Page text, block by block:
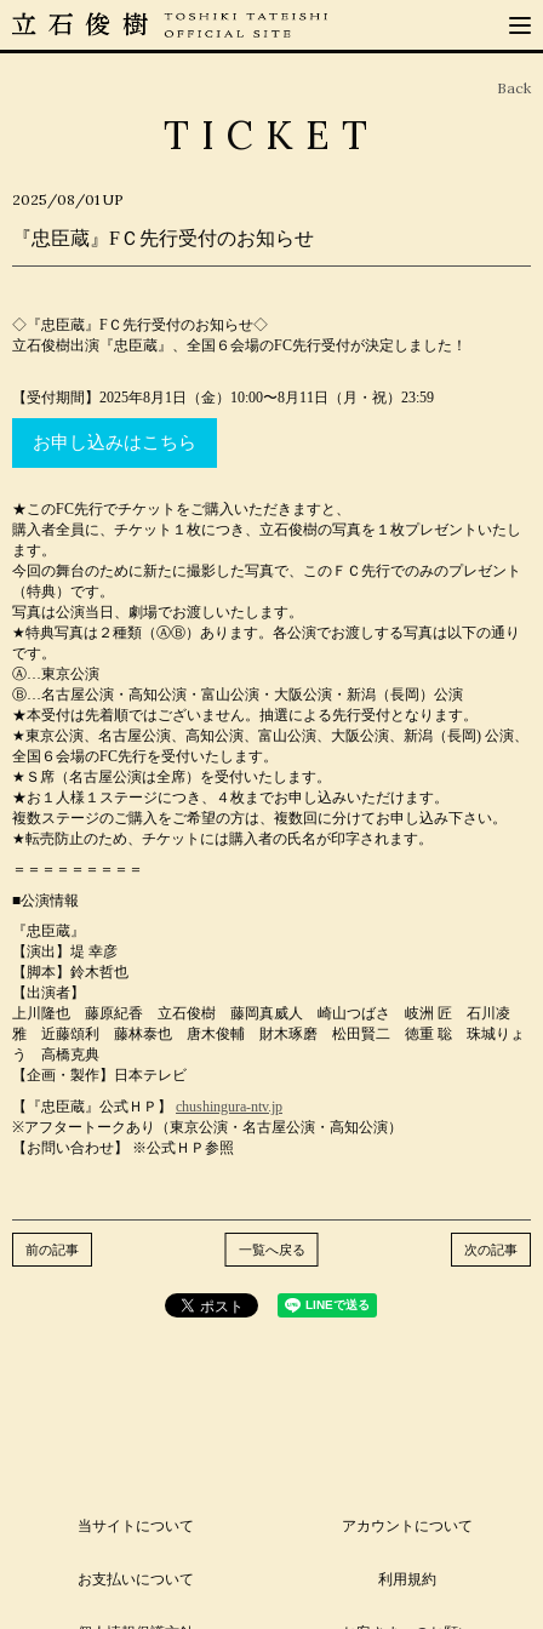
TICKET
Back
2025/08/01 UP
『忠臣蔵』FＣ先行受付のお知らせ
◇『忠臣蔵』FＣ先行受付のお知らせ◇
立石俊樹出演『忠臣蔵』、全国６会場のFC先行受付が決定しました！
【受付期間】2025年8月1日（金）10:00〜8月11日（月・祝）23:59
お申し込みはこちら
★このFC先行でチケットをご購入いただきますと、
購入者全員に、チケット１枚につき、立石俊樹の写真を１枚プレゼントいたし
ます。
今回の舞台のために新たに撮影した写真で、このＦＣ先行でのみのプレゼント
（特典）です。
写真は公演当日、劇場でお渡しいたします。
★特典写真は２種類（ⒶⒷ）あります。各公演でお渡しする写真は以下の通り
です。
Ⓐ…東京公演
Ⓑ…名古屋公演・高知公演・富山公演・大阪公演・新潟（長岡）公演
★本受付は先着順ではございません。抽選による先行受付となります。
★東京公演、名古屋公演、高知公演、富山公演、大阪公演、新潟（長岡) 公演、
全国６会場のFC先行を受付いたします。
★Ｓ席（名古屋公演は全席）を受付いたします。
★お１人様１ステージにつき、４枚までお申し込みいただけます。
複数ステージのご購入をご希望の方は、複数回に分けてお申し込み下さい。
★転売防止のため、チケットには購入者の氏名が印字されます。
＝＝＝＝＝＝＝＝＝
■公演情報
『忠臣蔵』
【演出】堤 幸彦
【脚本】鈴木哲也
【出演者】
上川隆也 藤原紀香 立石俊樹 藤岡真威人 崎山つばさ 岐洲 匠 石川凌
雅 近藤頌利 藤林泰也 唐木俊輔 財木琢磨 松田賢二 徳重 聡 珠城りょ
う 高橋克典
【企画・製作】日本テレビ
【『忠臣蔵』公式ＨＰ】 chushingura-ntv.jp
※アフタートークあり（東京公演・名古屋公演・高知公演）
【お問い合わせ】 ※公式ＨＰ参照
次の記事
一覧へ戻る
前の記事
当サイトについて アカウントについて
お支払いについて 利用規約